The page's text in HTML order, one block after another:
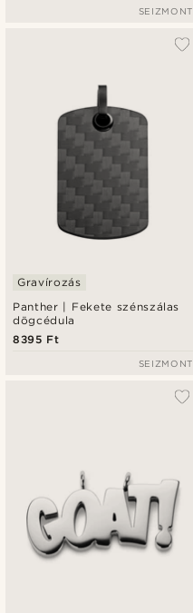
SEIZMONT
Panther | Fekete szénszálas
dögcédula
Gravírozás
8395 Ft
SEIZMONT